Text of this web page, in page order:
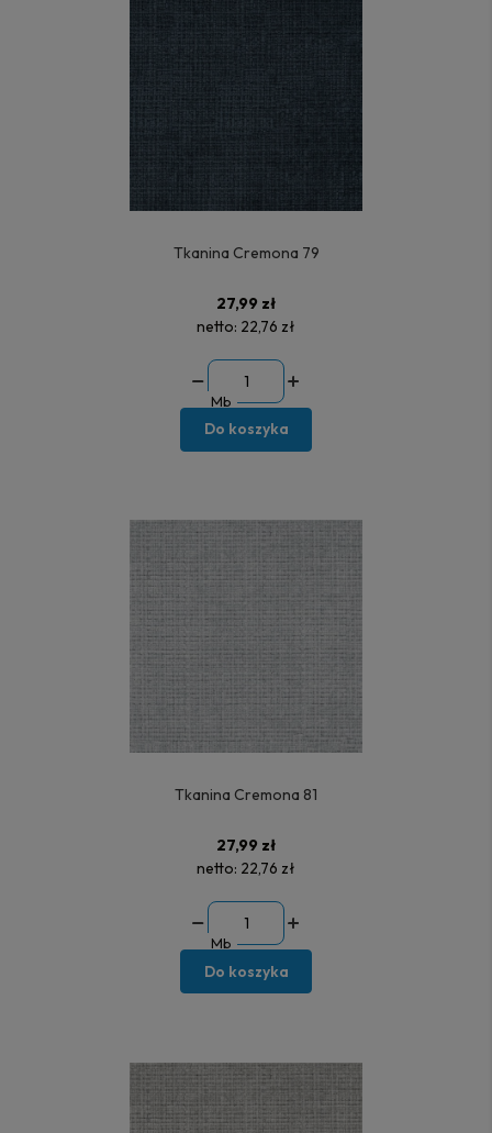
Tkanina Cremona 79
27,99 zł
netto: 22,76 zł
Mb
Do koszyka
Tkanina Cremona 81
27,99 zł
netto: 22,76 zł
Mb
Do koszyka